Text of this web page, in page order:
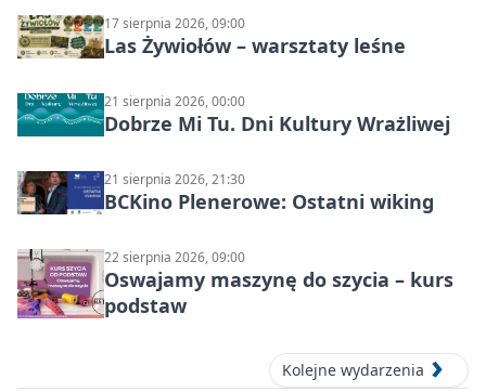
17 sierpnia 2026, 09:00
Las Żywiołów – warsztaty leśne
21 sierpnia 2026, 00:00
Dobrze Mi Tu. Dni Kultury Wrażliwej
21 sierpnia 2026, 21:30
BCKino Plenerowe: Ostatni wiking
22 sierpnia 2026, 09:00
Oswajamy maszynę do szycia – kurs
podstaw
Kolejne wydarzenia